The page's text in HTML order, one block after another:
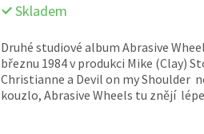
Skladem
Druhé studiové album Abrasive
březnu 1984 v produkci Mike (Clay)
Christianne a Devil on my Shoulder
kouzlo, Abrasive Wheels tu znějí